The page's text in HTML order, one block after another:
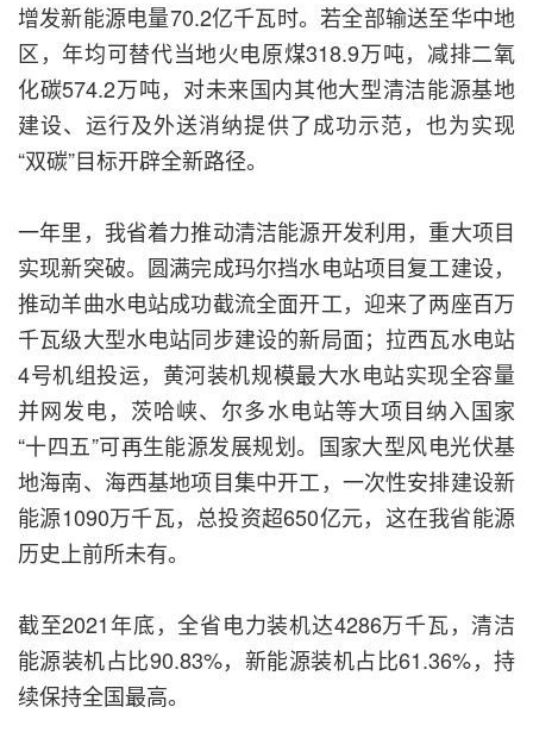
增发新能源电量70.2亿千瓦时。若全部输送至华中地
区，年均可替代当地火电原煤318.9万吨，减排二氧
化碳574.2万吨，对未来国内其他大型清洁能源基地
建设、运行及外送消纳提供了成功示范，也为实现
“双碳”目标开辟全新路径。
一年里，我省着力推动清洁能源开发利用，重大项目
实现新突破。圆满完成玛尔挡水电站项目复工建设，
推动羊曲水电站成功截流全面开工，迎来了两座百万
千瓦级大型水电站同步建设的新局面；拉西瓦水电站
4号机组投运，黄河装机规模最大水电站实现全容量
并网发电，茨哈峡、尔多水电站等大项目纳入国家
“十四五”可再生能源发展规划。国家大型风电光伏基
地海南、海西基地项目集中开工，一次性安排建设新
能源1090万千瓦，总投资超650亿元，这在我省能源
历史上前所未有。
截至2021年底，全省电力装机达4286万千瓦，清洁
能源装机占比90.83%，新能源装机占比61.36%，持
续保持全国最高。